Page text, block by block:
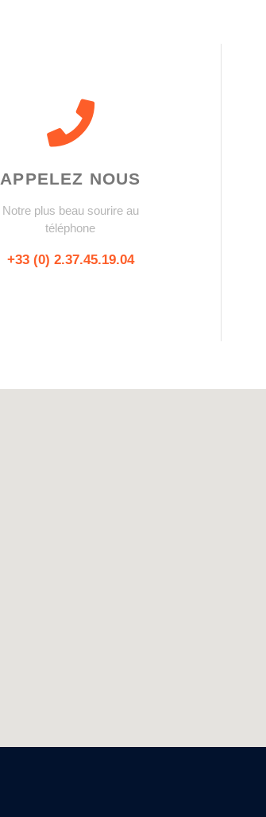
APPELEZ NOUS
Notre plus beau sourire au
téléphone
+33 (0) 2.37.45.19.04